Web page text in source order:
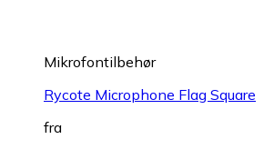
Mikrofontilbehør
Rycote Microphone Flag Square
fra